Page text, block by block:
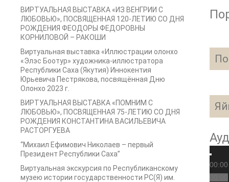
ВИРТУАЛЬНАЯ ВЫСТАВКА «ИЗ ВЕНГРИИ С
ЛЮБОВЬЮ», ПОСВЯЩЕННАЯ 120-ЛЕТИЮ СО ДНЯ
РОЖДЕНИЯ ФЕОДОРЫ ФЕДОРОВНЫ
КОРНИЛОВОЙ – РАКОШИ
Виртуальная выставка «Иллюстрации олонхо
«Элэс Боотур» художника-иллюстратора
Республики Саха (Якутия) Иннокентия
Юрьевича Пестрякова, посвящённая Дню
Олонхо 2023 г.
ВИРТУАЛЬНАЯ ВЫСТАВКА «ПОМНИМ С
ЛЮБОВЬЮ», ПОСВЯЩЕННАЯ 75-ЛЕТИЮ СО ДНЯ
РОЖДЕНИЯ КОНСТАНТИНА ВАСИЛЬЕВИЧА
РАСТОРГУЕВА
“Михаил Ефимович Николаев – первый
Президент Республики Саха”
Виртуальная экскурсия по Республиканскому
музею истории государственности РС(Я) им.
00:00